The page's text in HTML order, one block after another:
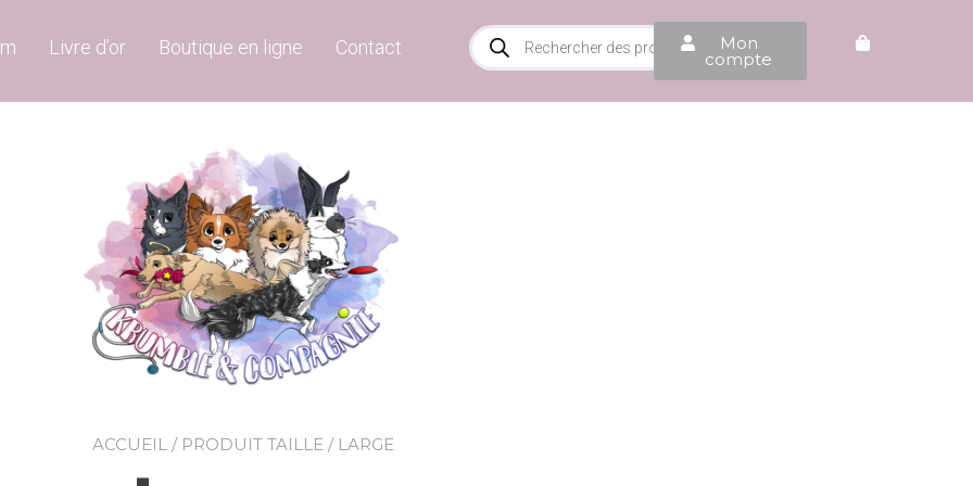
Livre d’or Boutique en ligne Contact Mon
compte
ACCUEIL / PRODUIT TAILLE / LARGE